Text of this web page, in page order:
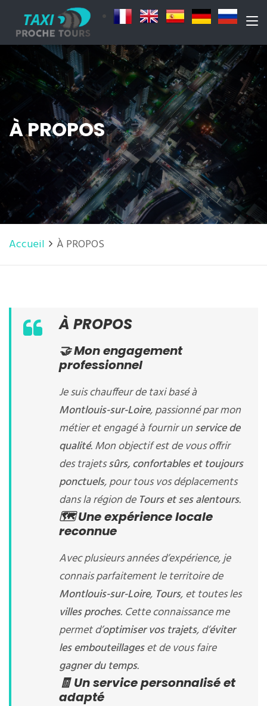
À PROPOS
Accueil À PROPOS
À PROPOS
🤝 Mon engagement
professionnel
Je suis chauffeur de taxi basé à
Montlouis-sur-Loire, passionné par mon
métier et engagé à fournir unservice de
qualité. Mon objectif est de vous offrir
des trajetssûrs, confortables et toujours
ponctuels, pour tous vos déplacements
dans la région de Tours et ses alentours.
🗺️ Une expérience locale
reconnue
Avec plusieurs années d’expérience, je
connais parfaitement le territoire de
Montlouis-sur-Loire, Tours, et toutes les
villes proches. Cette connaissance me
permet d’optimiser vos trajets, d’éviter
les embouteillageset de vous faire
gagner du temps.
🧾 Un service personnalisé et
adapté